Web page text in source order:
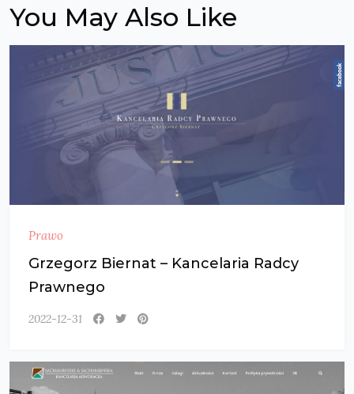
You May Also Like
Prawo
Grzegorz Biernat – Kancelaria Radcy
Prawnego
2022-12-31